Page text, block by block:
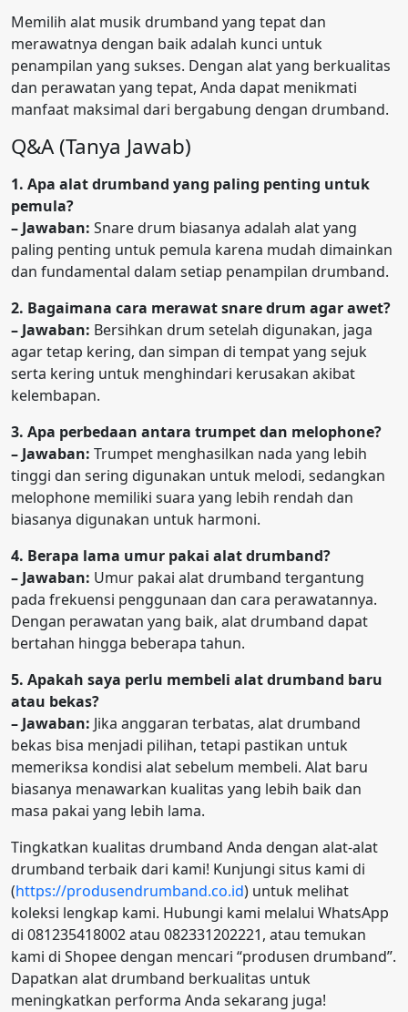
Memilih alat musik drumband yang tepat dan
merawatnya dengan baik adalah kunci untuk
penampilan yang sukses. Dengan alat yang berkualitas
dan perawatan yang tepat, Anda dapat menikmati
manfaat maksimal dari bergabung dengan drumband.
Q&A (Tanya Jawab)
1. Apa alat drumband yang paling penting untuk
pemula?
– Jawaban: Snare drum biasanya adalah alat yang
paling penting untuk pemula karena mudah dimainkan
dan fundamental dalam setiap penampilan drumband.
2. Bagaimana cara merawat snare drum agar awet?
– Jawaban: Bersihkan drum setelah digunakan, jaga
agar tetap kering, dan simpan di tempat yang sejuk
serta kering untuk menghindari kerusakan akibat
kelembapan.
3. Apa perbedaan antara trumpet dan melophone?
– Jawaban: Trumpet menghasilkan nada yang lebih
tinggi dan sering digunakan untuk melodi, sedangkan
melophone memiliki suara yang lebih rendah dan
biasanya digunakan untuk harmoni.
4. Berapa lama umur pakai alat drumband?
– Jawaban: Umur pakai alat drumband tergantung
pada frekuensi penggunaan dan cara perawatannya.
Dengan perawatan yang baik, alat drumband dapat
bertahan hingga beberapa tahun.
5. Apakah saya perlu membeli alat drumband baru
atau bekas?
– Jawaban: Jika anggaran terbatas, alat drumband
bekas bisa menjadi pilihan, tetapi pastikan untuk
memeriksa kondisi alat sebelum membeli. Alat baru
biasanya menawarkan kualitas yang lebih baik dan
masa pakai yang lebih lama.
Tingkatkan kualitas drumband Anda dengan alat-alat
drumband terbaik dari kami! Kunjungi situs kami di
(https://produsendrumband.co.id) untuk melihat
koleksi lengkap kami. Hubungi kami melalui WhatsApp
di 081235418002 atau 082331202221, atau temukan
kami di Shopee dengan mencari “produsen drumband”.
Dapatkan alat drumband berkualitas untuk
meningkatkan performa Anda sekarang juga!